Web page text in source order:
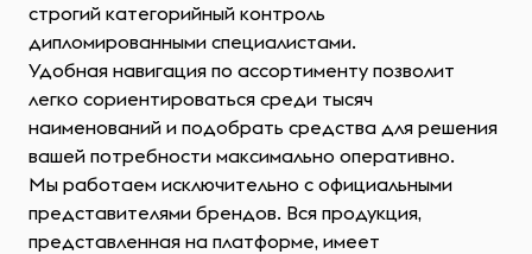
строгий категорийный контроль
дипломированными специалистами.
Удобная навигация по ассортименту позволит
легко сориентироваться среди тысяч
наименований и подобрать средства для решения
вашей потребности максимально оперативно.
Мы работаем исключительно с официальными
представителями брендов. Вся продукция,
представленная на платформе, имеет